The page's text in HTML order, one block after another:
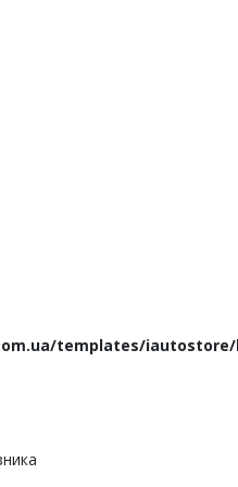
templates/